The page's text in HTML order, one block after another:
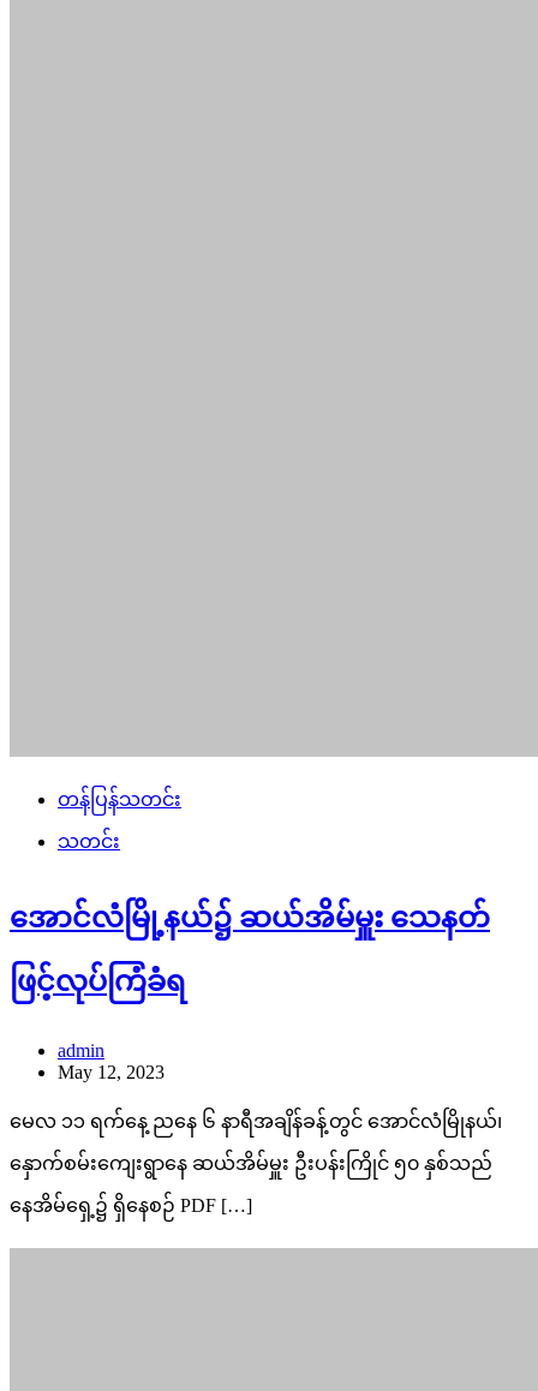
တန်ပြန်သတင်း
သတင်း
အောင်လံမြို့နယ်၌ ဆယ်အိမ်မှူး သေနတ်
ဖြင့်လုပ်ကြံခံရ
admin
May 12, 2023
မေလ ၁၁ ရက်နေ့ ညနေ ၆ နာရီအချိန်ခန့်တွင် အောင်လံမြိုနယ်၊
နှောက်စမ်းကျေးရွာနေ ဆယ်အိမ်မှူး ဦးပန်းကြိုင် ၅၀ နှစ်သည်
နေအိမ်‌ရှေ့၌ ရှိနေစဉ် PDF […]